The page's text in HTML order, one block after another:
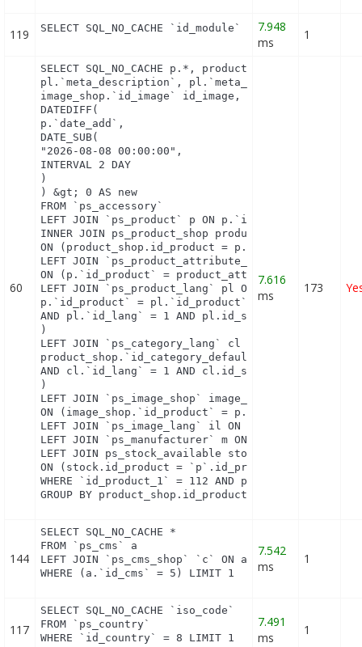
119 SELECT SQL_NO_CACHE `id_module` FROM
7.948
ms
1
60
SELECT SQL_NO_CACHE p.*, product_shop.*,
pl.`meta_description`, pl.`meta_keywords`,
image_shop.`id_image` id_image, il.`legend`,
DATEDIFF(
p.`date_add`,
DATE_SUB(
"2026-08-08 00:00:00",
INTERVAL 2 DAY
)
) &gt; 0 AS new
FROM `ps_accessory`
LEFT JOIN `ps_product` p ON p.`id_product` =
INNER JOIN ps_product_shop product_shop
ON (product_shop.id_product = p.id_product AND
LEFT JOIN `ps_product_attribute_shop`
ON (p.`id_product` =
LEFT JOIN `ps_product_lang` pl ON (
p.`id_product` = pl.`id_product`
AND pl.`id_lang` = 1 AND pl.id_shop = 1
)
LEFT JOIN `ps_category_lang` cl ON (
product_shop.`id_category_default` =
AND cl.`id_lang` = 1 AND cl.id_shop = 1
)
LEFT JOIN `ps_image_shop` image_shop
ON (image_shop.`id_product` = p.`id_product` AND
LEFT JOIN `ps_image_lang` il ON
LEFT JOIN `ps_manufacturer` m ON
LEFT JOIN ps_stock_available stock
ON (stock.id_product = `p`.id_product AND
WHERE `id_product_1` = 112 AND
GROUP BY product_shop.id_product
7.616
ms
173
144
SELECT SQL_NO_CACHE *
FROM `ps_cms` a
LEFT JOIN `ps_cms_shop` `c` ON a.`id_cms` =
WHERE (a.`id_cms` = 5) LIMIT 1
7.542
ms
1
117
SELECT SQL_NO_CACHE `iso_code`
FROM `ps_country`
WHERE `id_country` = 8 LIMIT 1
7.491
ms
1